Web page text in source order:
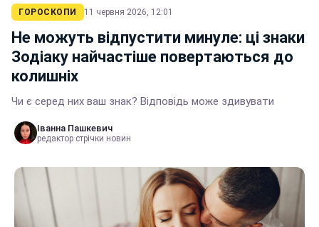
ГОРОСКОПИ 11 червня 2026, 12:01
Не можуть відпустити минуле: ці знаки
Зодіаку найчастіше повертаються до
колишніх
Чи є серед них ваш знак? Відповідь може здивувати
Іванна Пашкевич
редактор стрічки новин